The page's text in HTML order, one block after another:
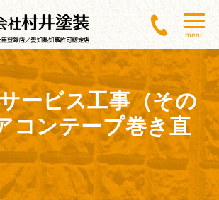
menu
ービス工事（その
コンテープ巻き直